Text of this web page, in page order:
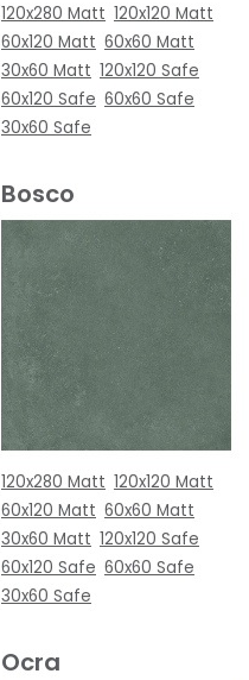
120x280 Matt 120x120 Matt
60x120 Matt 60x60 Matt
30x60 Matt 120x120 Safe
60x120 Safe 60x60 Safe
30x60 Safe
Bosco
120x280 Matt 120x120 Matt
60x120 Matt 60x60 Matt
30x60 Matt 120x120 Safe
60x120 Safe 60x60 Safe
30x60 Safe
Ocra